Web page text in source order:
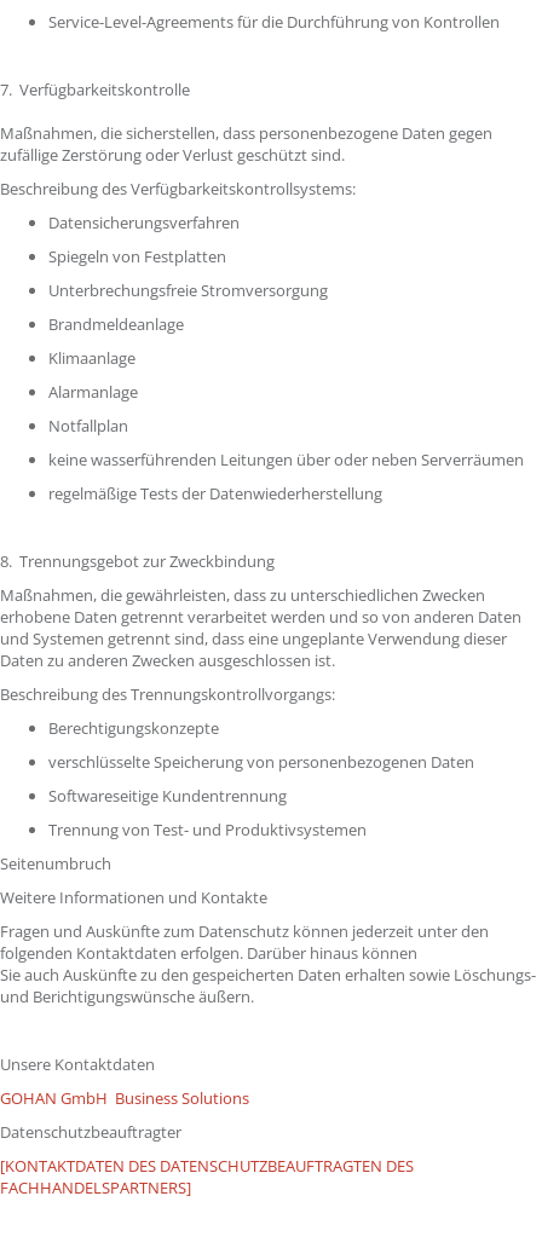
Service-Level-Agreements für die Durchführung von Kontrollen
7. Verfügbarkeitskontrolle
Maßnahmen, die sicherstellen, dass personenbezogene Daten gegen
zufällige Zerstörung oder Verlust geschützt sind.
Beschreibung des Verfügbarkeitskontrollsystems:
Datensicherungsverfahren
Spiegeln von Festplatten
Unterbrechungsfreie Stromversorgung
Brandmeldeanlage
Klimaanlage
Alarmanlage
Notfallplan
keine wasserführenden Leitungen über oder neben Serverräumen
regelmäßige Tests der Datenwiederherstellung
8. Trennungsgebot zur Zweckbindung
Maßnahmen, die gewährleisten, dass zu unterschiedlichen Zwecken
erhobene Daten getrennt verarbeitet werden und so von anderen Daten
und Systemen getrennt sind, dass eine ungeplante Verwendung dieser
Daten zu anderen Zwecken ausgeschlossen ist.
Beschreibung des Trennungskontrollvorgangs:
Berechtigungskonzepte
verschlüsselte Speicherung von personenbezogenen Daten
Softwareseitige Kundentrennung
Trennung von Test- und Produktivsystemen
Seitenumbruch
Weitere Informationen und Kontakte
Fragen und Auskünfte zum Datenschutz können jederzeit unter den
folgenden Kontaktdaten erfolgen. Darüber hinaus können
Sie auch Auskünfte zu den gespeicherten Daten erhalten sowie Löschungs-
und Berichtigungswünsche äußern.
Unsere Kontaktdaten
GOHAN GmbH Business Solutions
Datenschutzbeauftragter
[KONTAKTDATEN DES DATENSCHUTZBEAUFTRAGTEN DES
FACHHANDELSPARTNERS]